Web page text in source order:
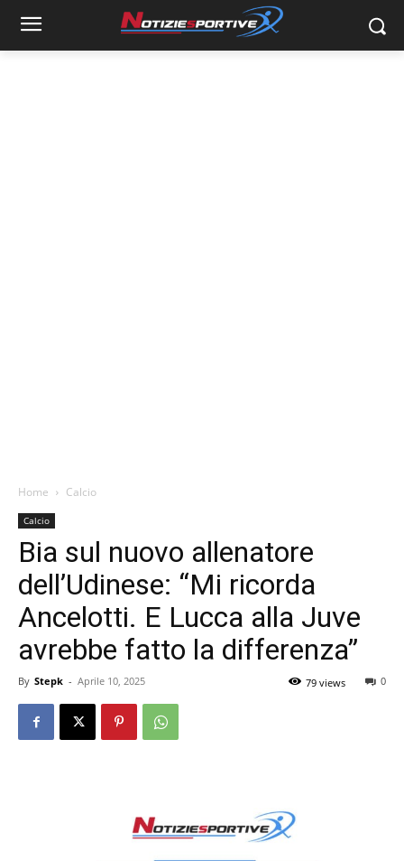
Home Calcio
Calcio
Bia sul nuovo allenatore
dell’Udinese: “Mi ricorda
Ancelotti. E Lucca alla Juve
avrebbe fatto la differenza”
By Stepk - Aprile 10, 2025 0
79 views